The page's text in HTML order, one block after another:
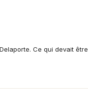
Ce qui devait être